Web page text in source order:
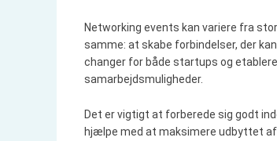
Networking events kan variere fra
samme: at skabe forbindelser, der
changer for både startups og
samarbejdsmuligheder.
Det er vigtigt at forberede sig godt
hjælpe med at maksimere udbyttet